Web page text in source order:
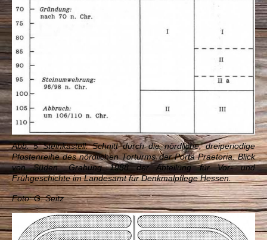
Abb. 5 Steinkastell. Schnitt durch die nördliche, dreiperiodige
Pfostenreihe des nördlichen Torturms der Porta Praetoria. Blick
von Süden.Grabung 1988 der Abteilung für Vor- und
Frühgeschichte im Landesamt für Denkmalpflege Hessen.
Foto: G. Seitz